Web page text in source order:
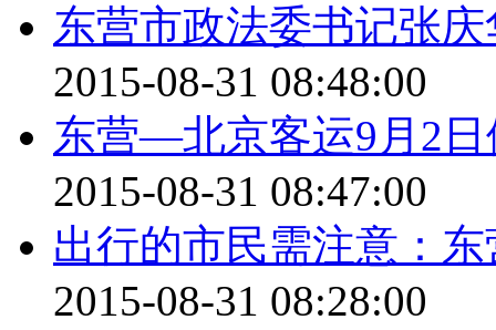
东营市政法委书记张
2015-08-31 08:48:00
东营—北京客运9月2
2015-08-31 08:47:00
出行的市民需注意：
2015-08-31 08:28:00